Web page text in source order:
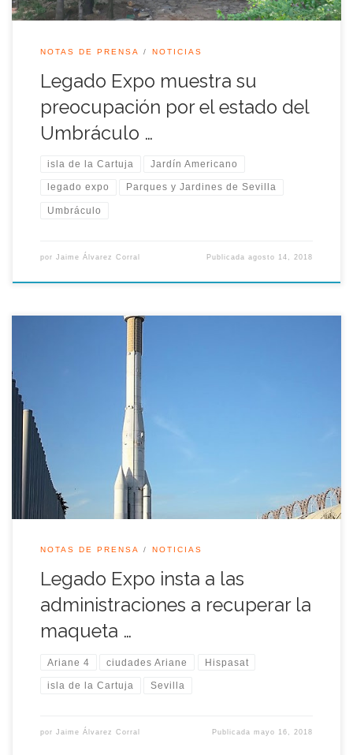
NOTAS DE PRENSA NOTICIAS
Legado Expo muestra su
preocupación por el estado del
Umbráculo …
isla de la Cartuja Jardín Americano
legado expo Parques y Jardines de Sevilla
Umbráculo
por Jaime Álvarez Corral Publicadaagosto 14, 2018
La ciudad de Sevilla asumirá el próximo año la presidencia de
la comunidad Ariane lo que supone ser capital europea del
sector aeroespacial y permitirá oportunidades para la
captación de inversiones y el desarrollo de distintos proyectos
de ámbito europeo en la capital andaluza. Desde la
asociación Legado Expo Sevilla […]
NOTAS DE PRENSA NOTICIAS
Legado Expo insta a las
administraciones a recuperar la
maqueta …
Ariane 4 ciudades Ariane Hispasat
isla de la Cartuja Sevilla
por Jaime Álvarez Corral Publicadamayo 16, 2018